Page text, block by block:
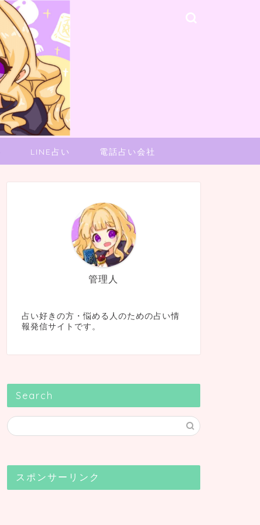
LINE占い 電話占い会社
管理人
占い好きの方・悩める人のための占い情
報発信サイトです。
Search
スポンサーリンク